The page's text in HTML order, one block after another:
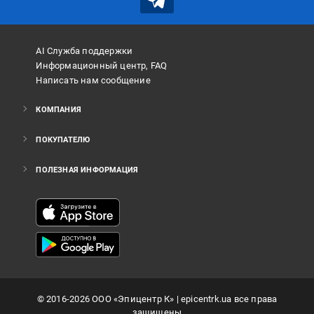
AI Служба поддержки
Информационный центр, FAQ
Написать нам сообщение
КОМПАНИЯ
ПОКУПАТЕЛЮ
ПОЛЕЗНАЯ ИНФОРМАЦИЯ
©2016-2026ООО «Эпицентр К» | epicentrk.ua все права